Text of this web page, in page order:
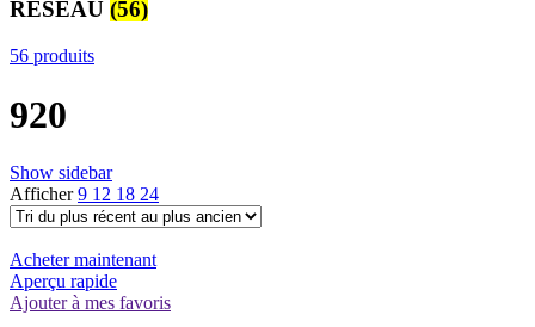
RESEAU (56)
56 produits
920
Show sidebar
Afficher9 12 18 24
Acheter maintenant
Aperçu rapide
Ajouter à mes favoris